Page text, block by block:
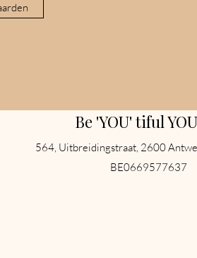
Be 'YOU' tiful YOU
564, Uitbreidingstraat, 2600
BE0669577637